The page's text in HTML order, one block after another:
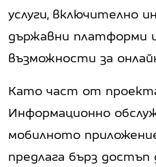
услуги, включително
държавни платформи
възможности за
Като част от
Информационно
мобилното
предлага бърз